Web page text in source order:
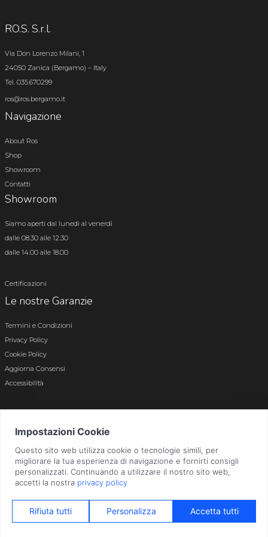
RO.S. S.r.l.
Via Don Lorenzo Milani, 1
24050 Zanica (Bergamo) – Italy
Tel. 035.670299
ros@ros.bergamo.it
Navigazione
About Ros
Shop
Showroom
Contatti
Showroom
Siamo aperti dal lunedì al venerdì
dalle 08.30 alle 12.30
dalle 14.00 alle 18.00
Certificazioni
Le nostre Garanzie
Termini e Condizioni
Privacy Policy
Cookie Policy
Aggiorna Consensi
Accessibilità
Bergamo n. 01496180165 · Capitale Sociale i.v. € 800.000,00